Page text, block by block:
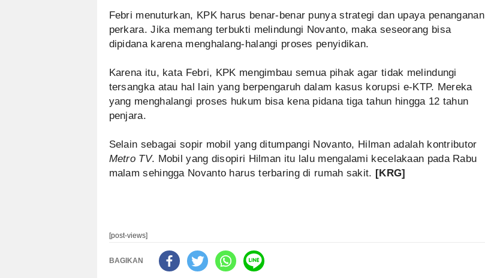
Febri menuturkan, KPK harus benar-benar punya strategi dan upaya penanganan
perkara. Jika memang terbukti melindungi Novanto, maka seseorang bisa
dipidana karena menghalang-halangi proses penyidikan.
Karena itu, kata Febri, KPK mengimbau semua pihak agar tidak melindungi
tersangka atau hal lain yang berpengaruh dalam kasus korupsi e-KTP. Mereka
yang menghalangi proses hukum bisa kena pidana tiga tahun hingga 12 tahun
penjara.
Selain sebagai sopir mobil yang ditumpangi Novanto, Hilman adalah kontributor
Metro TV. Mobil yang disopiri Hilman itu lalu mengalami kecelakaan pada Rabu
malam sehingga Novanto harus terbaring di rumah sakit. [KRG]
[post-views]
BAGIKAN